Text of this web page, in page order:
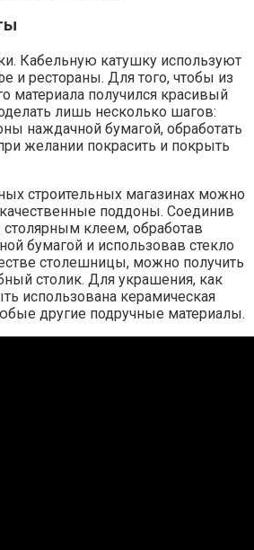
Кабельную катушку используют
и рестораны. Для того, чтобы из
материала получился красивый
лишь несколько шагов:
наждачной бумагой, обработать
желании покрасить и покрыть
строительных магазинах можно
поддоны. Соединив
клеем, обработав
бумагой и использовав стекло
столешницы, можно получить
столик. Для украшения, как
использована керамическая
другие подручные материалы.